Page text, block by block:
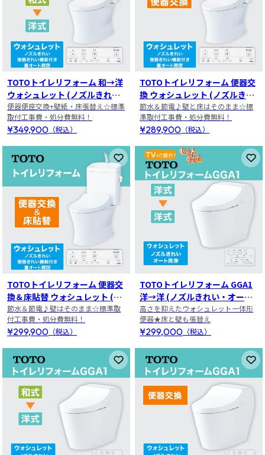
TOTOトイレリフォーム 和→洋
ウォシュレット (ノズルきれ
い・便器きれい機能付き・蓋オ
ート開閉)
便器便座交換+壁紙・床張替え☆標準
取付工事費・処分費無料！
¥349,900 （税込）
TOTOトイレリフォーム 便器交
換 ウォシュレット (ノズルきれ
い・便器きれい機能付き・蓋オ
ート開閉)
節水＆節電♪壁と床はそのまま☆標
準取付工事費・処分費無料！
¥289,900 （税込）
お気に入りに登録
TOTOトイレリフォーム 便器交
換＆床貼替 ウォシュレット (ノ
ズルきれい・便器きれい機能付
き・蓋オート開閉)
節水＆節電♪壁はそのまま☆標準取
付工事費・処分費無料！
¥299,900 （税込）
お
TOTOトイレリフォーム GGA1
洋→洋 (ノズルきれい・オート
洗浄)
高さを抑えたウォシュレット一体形
便器★床と壁も張替え
¥299,000 （税込）
お気に入りに登録 お